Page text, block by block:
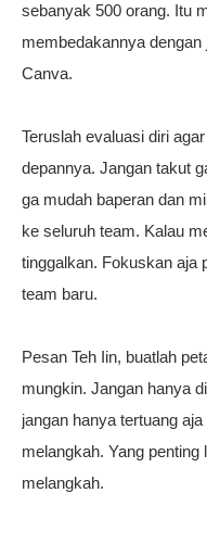
sebanyak 500 orang. Itu
membedakannya
Canva.
Teruslah evaluasi diri
depannya. Jangan takut
ga mudah baperan dan
ke seluruh team. Kalau
tinggalkan. Fokuskan aja
team baru.
Pesan Teh Iin, buatlah
mungkin. Jangan hanya
jangan hanya tertuang
melangkah. Yang penting
melangkah.